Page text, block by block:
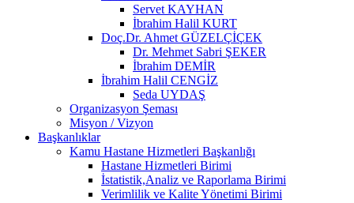
Servet KAYHAN
İbrahim Halil KURT
Doç.Dr. Ahmet GÜZELÇİÇEK
Dr. Mehmet Sabri ŞEKER
İbrahim DEMİR
İbrahim Halil CENGİZ
Seda UYDAŞ
Organizasyon Şeması
Misyon / Vizyon
Başkanlıklar
Kamu Hastane Hizmetleri Başkanlığı
Hastane Hizmetleri Birimi
İstatistik,Analiz ve Raporlama Birimi
Verimlilik ve Kalite Yönetimi Birimi